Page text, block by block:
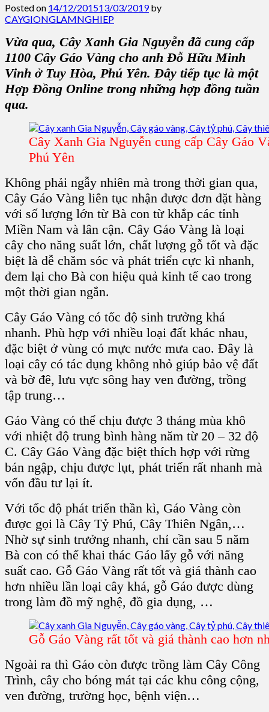
Posted on 14/12/201513/03/2019by
CAYGIONGLAMNGHIEP
Vừa qua, Cây Xanh Gia Nguyễn đã cung cấp
1100 Cây Gáo Vàng cho anh Đỗ Hữu Minh
Vinh ở Tuy Hòa, Phú Yên. Đây tiếp tục là một
Hợp Đồng Online trong những hợp đồng tuần
qua.
Cây Xanh Gia Nguyễn cung cấp Cây Gáo
Phú Yên
Không phải ngẫy nhiên mà trong thời gian qua,
Cây Gáo Vàng liên tục nhận được đơn đặt hàng
với số lượng lớn từ Bà con từ khắp các tỉnh
Miền Nam và lân cận. Cây Gáo Vàng là loại
cây cho năng suất lớn, chất lượng gỗ tốt và đặc
biệt là dễ chăm sóc và phát triển cực kì nhanh,
đem lại cho Bà con hiệu quả kinh tế cao trong
một thời gian ngắn.
Cây Gáo Vàng có tốc độ sinh trưởng khá
nhanh. Phù hợp với nhiều loại đất khác nhau,
đặc biệt ở vùng có mực nước mưa cao. Đây là
loại cây có tác dụng không nhỏ giúp bảo vệ đất
và bờ đê, lưu vực sông hay ven đường, trồng
tập trung…
Gáo Vàng có thể chịu được 3 tháng mùa khô
với nhiệt độ trung bình hàng năm từ 20 – 32 độ
C. Cây Gáo Vàng đặc biệt thích hợp với rừng
bán ngập, chịu được lụt, phát triển rất nhanh mà
vốn đầu tư lại ít.
Với tốc độ phát triển thần kì, Gáo Vàng còn
được gọi là Cây Tỷ Phú, Cây Thiên Ngân,…
Nhờ sự sinh trưởng nhanh, chỉ cần sau 5 năm
Bà con có thể khai thác Gáo lấy gỗ với năng
suất cao. Gỗ Gáo Vàng rất tốt và giá thành cao
hơn nhiều lần loại cây khá, gỗ Gáo được dùng
trong làm đồ mỹ nghệ, đồ gia dụng, …
Gỗ Gáo Vàng rất tốt và giá thành cao hơn
Ngoài ra thì Gáo còn được trồng làm Cây Công
Trình, cây cho bóng mát tại các khu công cộng,
ven đường, trường học, bệnh viện…